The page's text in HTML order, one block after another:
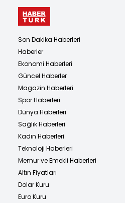
Son Dakika Haberleri
Haberler
Ekonomi Haberleri
Güncel Haberler
Magazin Haberleri
Spor Haberleri
Dünya Haberleri
Sağlık Haberleri
Kadın Haberleri
Teknoloji Haberleri
Memur ve Emekli Haberleri
Altın Fiyatları
Dolar Kuru
Euro Kuru